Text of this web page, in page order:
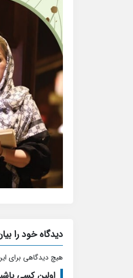
دیدگاه خود را
هیچ دیدگاهی برای